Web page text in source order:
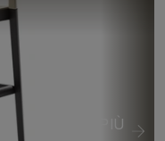
VEDI DI PIÙ